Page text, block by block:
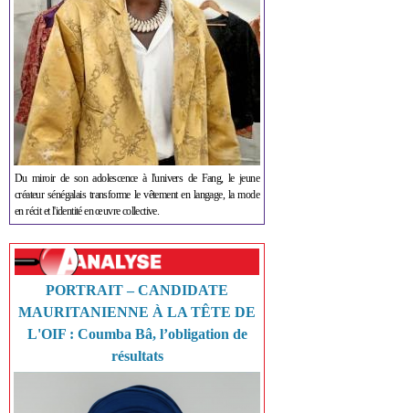
Du miroir de son adolescence à l'univers de Fang, le jeune
créateur sénégalais transforme le vêtement en langage, la mode
en récit et l'identité en œuvre collective.
PORTRAIT – CANDIDATE
MAURITANIENNE À LA TÊTE DE
L'OIF : Coumba Bâ, l’obligation de
résultats